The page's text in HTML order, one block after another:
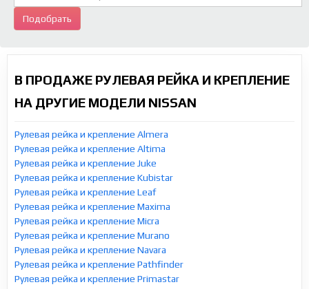
Подобрать
В ПРОДАЖЕ РУЛЕВАЯ РЕЙКА И КРЕПЛЕНИЕ
НА ДРУГИЕ МОДЕЛИ NISSAN
Рулевая рейка и крепление Almera
Рулевая рейка и крепление Altima
Рулевая рейка и крепление Juke
Рулевая рейка и крепление Kubistar
Рулевая рейка и крепление Leaf
Рулевая рейка и крепление Maxima
Рулевая рейка и крепление Micra
Рулевая рейка и крепление Murano
Рулевая рейка и крепление Navara
Рулевая рейка и крепление Pathfinder
Рулевая рейка и крепление Primastar